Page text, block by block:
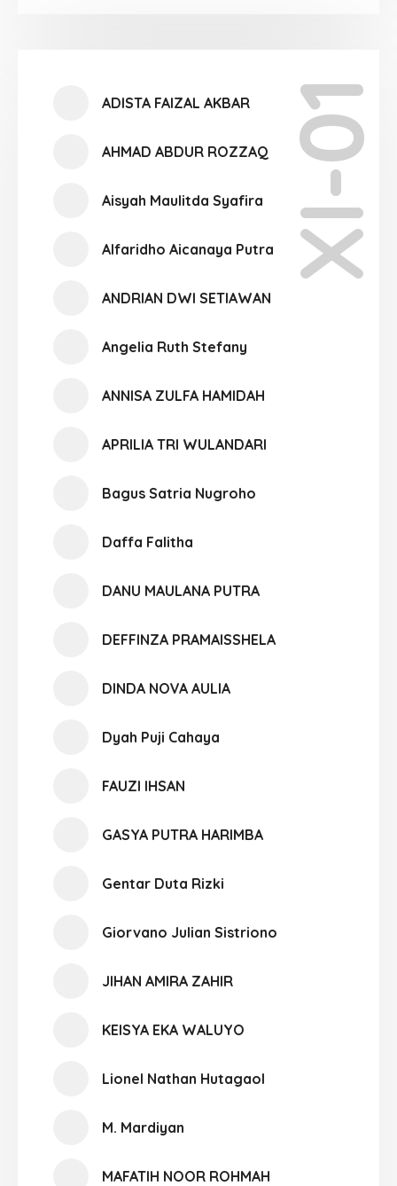
XI-01
ADISTA FAIZAL AKBAR
AHMAD ABDUR ROZZAQ
Aisyah Maulitda Syafira
Alfaridho Aicanaya Putra
ANDRIAN DWI SETIAWAN
Angelia Ruth Stefany
ANNISA ZULFA HAMIDAH
APRILIA TRI WULANDARI
Bagus Satria Nugroho
Daffa Falitha
DANU MAULANA PUTRA
DEFFINZA PRAMAISSHELA
DINDA NOVA AULIA
Dyah Puji Cahaya
FAUZI IHSAN
GASYA PUTRA HARIMBA
Gentar Duta Rizki
Giorvano Julian Sistriono
JIHAN AMIRA ZAHIR
KEISYA EKA WALUYO
Lionel Nathan Hutagaol
M. Mardiyan
MAFATIH NOOR ROHMAH